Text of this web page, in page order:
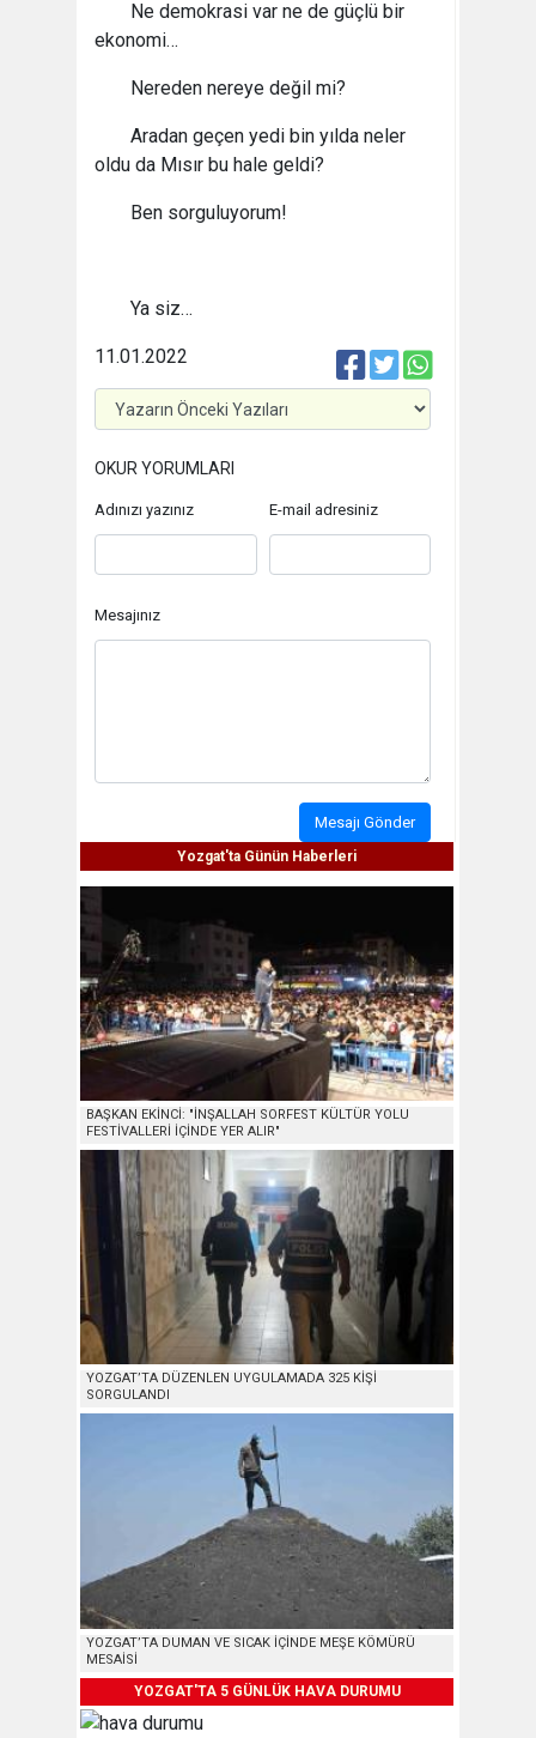
Ne demokrasi var ne de güçlü bir
ekonomi…
Nereden nereye değil mi?
Aradan geçen yedi bin yılda neler
oldu da Mısır bu hale geldi?
Ben sorguluyorum!
Ya siz…
11.01.2022
OKUR YORUMLARI
Adınızı yazınız E-mail adresiniz
Mesajınız
Mesajı Gönder
Yozgat'ta Günün Haberleri
BAŞKAN EKİNCİ: "İNŞALLAH SORFEST KÜLTÜR YOLU
FESTİVALLERİ İÇİNDE YER ALIR"
YOZGAT’TA DÜZENLEN UYGULAMADA 325 KİŞİ
SORGULANDI
YOZGAT’TA DUMAN VE SICAK İÇİNDE MEŞE KÖMÜRÜ
MESAİSİ
YOZGAT'TA 5 GÜNLÜK HAVA DURUMU